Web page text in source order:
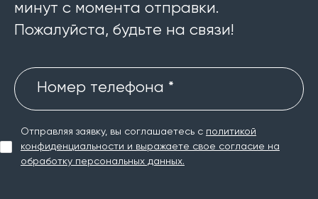
минут с момента отправки.
Пожалуйста, будьте на связи!
Номер телефона *
Отправляя заявку, вы соглашаетесь с политикой
конфиденциальности и выражаете свое согласие на
обработку персональных данных.